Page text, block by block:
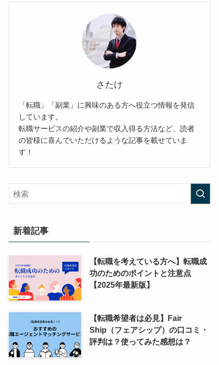
さたけ
「転職」「副業」に興味のある方へ役立つ情報を発信
しています。
転職サービスの紹介や副業で収入得る方法など、読者
の皆様に喜んでいただけるような記事を載せていま
す！
新着記事
【転職を考えている方へ】転職成
功のためのポイントと注意点
【2025年最新版】
【転職希望者は必見】Fair
Ship（フェアシップ）の口コミ・
評判は？使ってみた感想は？